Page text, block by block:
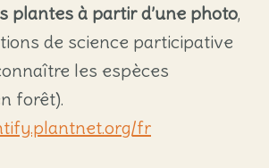
plantes à partir d’une photo,
de science participative
les espèces
forêt).
fr